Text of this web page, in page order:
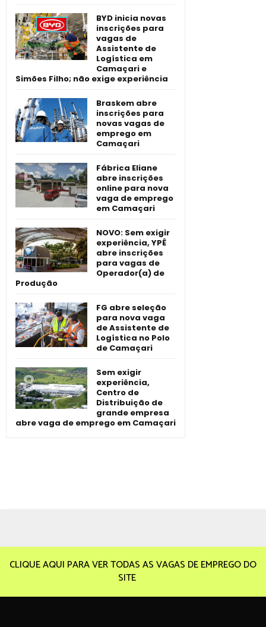
BYD inicia novas
inscrições para
vagas de
Assistente de
Logística em
Camaçari e
Simões Filho; não exige experiência
Braskem abre
inscrições para
novas vagas de
emprego em
Camaçari
Fábrica Eliane
abre inscrições
online para nova
vaga de emprego
em Camaçari
NOVO: Sem exigir
experiência, YPÊ
abre inscrições
para vagas de
Operador(a) de
Produção
FG abre seleção
para nova vaga
de Assistente de
Logística no Polo
de Camaçari
Sem exigir
experiência,
Centro de
Distribuição de
grande empresa
abre vaga de emprego em Camaçari
CLIQUE AQUI PARA VER TODAS AS VAGAS DE EMPREGO DO
SITE